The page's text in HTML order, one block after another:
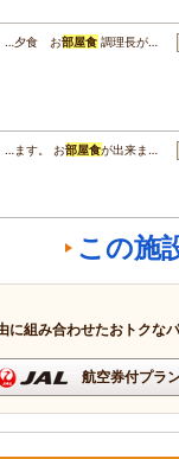
…夕食 お部屋食 調理長が…
…ます。 お部屋食が出来ま…
この施
に組み合わせたおトクな
航空券付プラ